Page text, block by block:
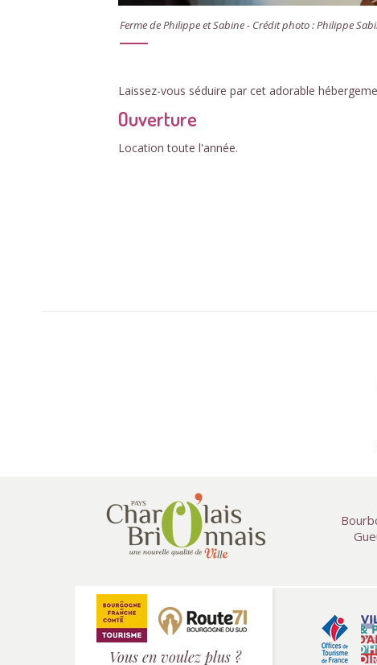
Ferme de Philippe et Sabine - Crédit photo : Philippe
Laissez-vous séduire par cet adorable
Ouverture
Location toute l'année.
Vous en voulez plus ?